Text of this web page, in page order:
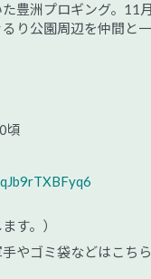
豊洲プロギング。11
り公園周辺を仲間と
頃
す。）
やゴミ袋などはこちら